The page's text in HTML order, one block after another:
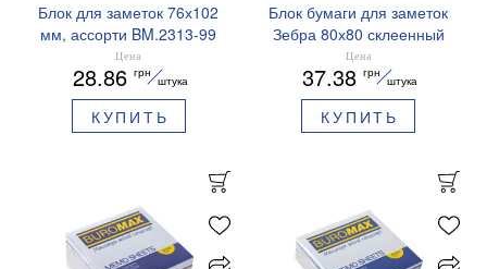
Блок для заметок 76х102
мм, ассорти BM.2313-99
Buromax
Цена
28.86 грн
штука
КУПИТЬ
Блок бумаги для заметок
Зебра 80х80 склеенный
BM.2252 Buromax
Цена
37.38 грн
штука
КУПИТЬ